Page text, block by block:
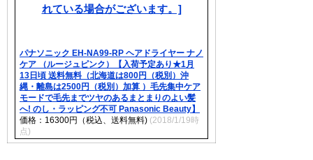
パナソニック EH-NA99-RP ヘアドライヤー ナノ
ケア （ルージュピンク）【入荷予定あり★1月
13日頃 送料無料（北海道は800円（税別）沖
縄・離島は2500円（税別）加算 ）毛先集中ケア
モードで毛先までツヤのあるまとまりのよい髪
へ! のし・ラッピング不可 Panasonic Beauty】
価格：16300円（税込、送料無料) (2018/1/19時
点)